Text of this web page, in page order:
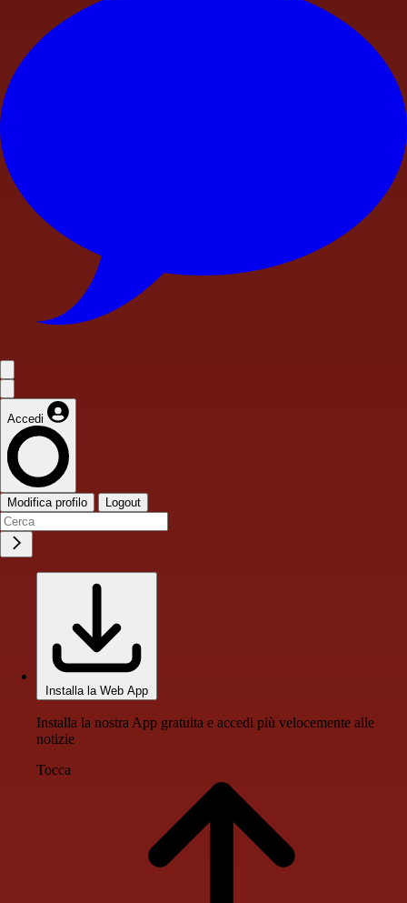
Accedi
Modifica profilo Logout
Installa la Web App
Installa la nostra App gratuita e accedi più velocemente alle
notizie
Tocca